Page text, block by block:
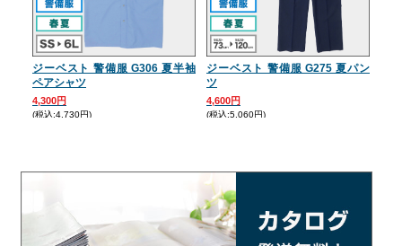
ジーベスト 警備服 G306 夏半袖
ペアシャツ
4,300円
(税込:4,730円)
ジーベスト 警備服 G275 夏パン
ツ
4,600円
(税込:5,060円)